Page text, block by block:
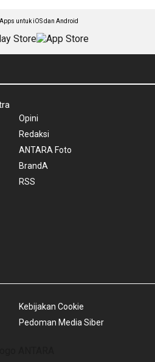
untuk iOS dan Android
Opini
Redaksi
ANTARA Foto
BrandA
RSS
Kebijakan Cookie
Pedoman Media Siber